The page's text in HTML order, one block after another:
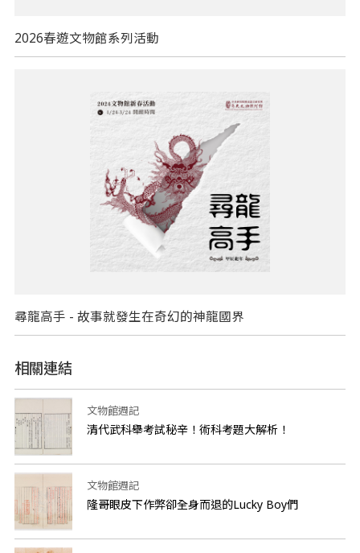
2026春遊文物館系列活動
尋龍高手 - 故事就發生在奇幻的神龍國界
相關連結
文物館週記
清代武科舉考試秘辛！術科考題大解析！
文物館週記
隆哥眼皮下作弊卻全身而退的Lucky Boy們